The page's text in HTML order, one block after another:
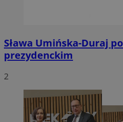
Sława Umińska-Duraj
prezydenckim
2